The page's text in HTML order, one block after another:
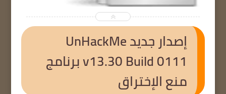
إصدار جديد UnHackMe
v13.30 Build 0111 برنامج
منع الإختراق